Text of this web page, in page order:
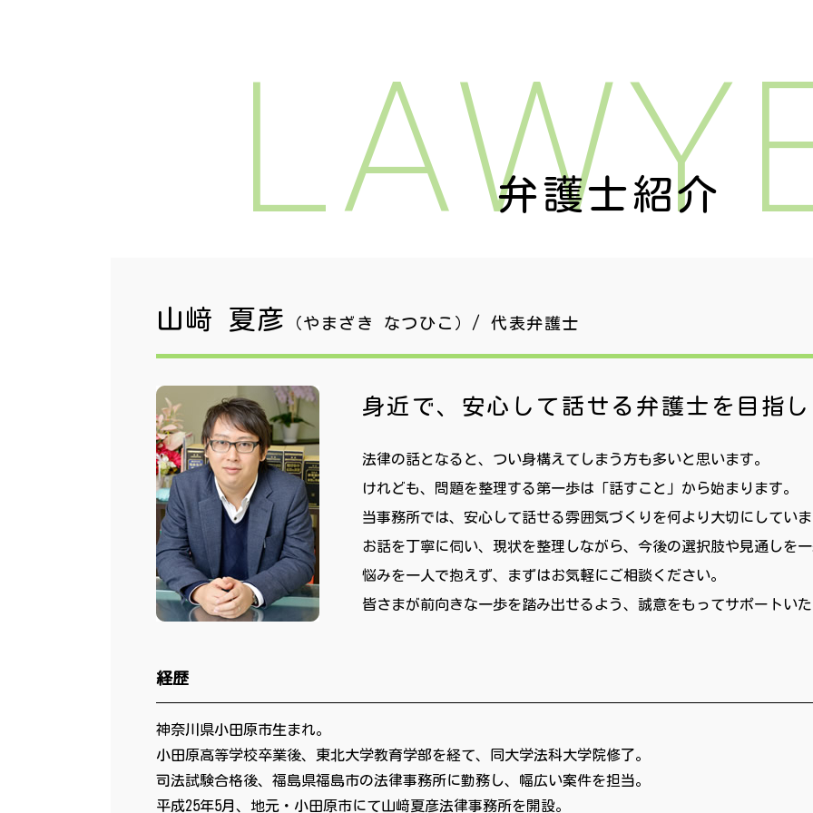
弁護士紹介
山﨑 夏彦 （やまざき なつひこ）/ 代表弁護士
身近で、安心して話せる 弁護士を目指
法律の話となると、つい身構えてしまう方も多いと思います。
けれども、問題を整理する第一歩は「話すこと」から始まります。
当事務所では、安心して話せる雰囲気づくりを何より大切にしてい
お話を丁寧に伺い、現状を整理しながら、今後の選択肢や見通しを
悩みを一人で抱えず、まずはお気軽にご相談ください。
皆さまが前向きな一歩を踏み出せるよう、誠意をもってサポートい
経歴
神奈川県小田原市生まれ。
小田原高等学校卒業後、東北大学教育学部を経て、同大学法科大学院修了。
司法試験合格後、福島県福島市の法律事務所に勤務し、幅広い案件を担当。
平成25年5月、地元・小田原市にて山﨑夏彦法律事務所を開設。